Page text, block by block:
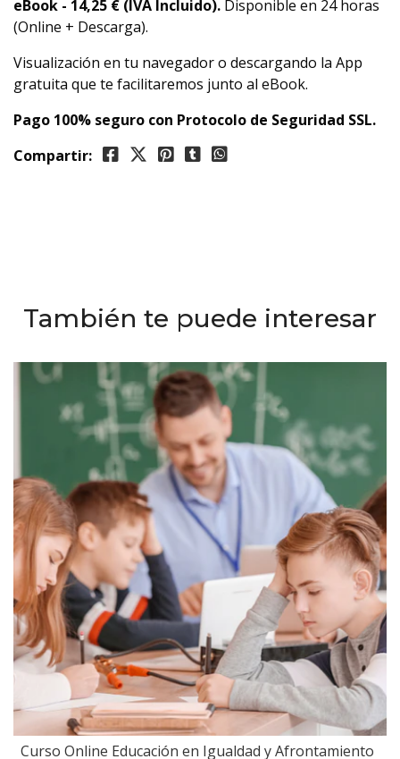
eBook - 14,25 € (IVA Incluido). Disponible en 24 horas
(Online + Descarga).
Visualización en tu navegador o descargando la App
gratuita que te facilitaremos junto al eBook.
Pago 100% seguro con Protocolo de Seguridad SSL.
Compartir:
También te puede interesar
Curso Online Educación en Igualdad y Afrontamiento